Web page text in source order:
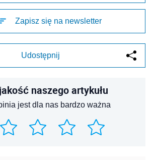
Zapisz się na newsletter
Udostępnij
naszego artykułu
jest dla nas bardzo ważna